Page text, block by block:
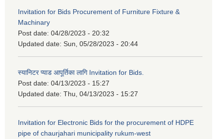
Invitation for Bids Procurement of Furniture Fixture &
Machinary
Post date: 04/28/2023 - 20:32
Updated date: Sun, 05/28/2023 - 20:44
स्यानिटर प्याड आपूर्तिका लागि Invitation for Bids.
Post date: 04/13/2023 - 15:27
Updated date: Thu, 04/13/2023 - 15:27
Invitation for Electronic Bids for the procurement of HDPE
pipe of chaurjahari municipality rukum-west